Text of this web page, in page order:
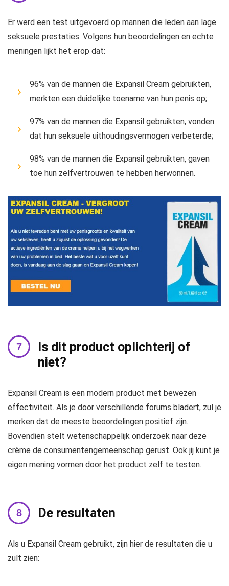
Er werd een test uitgevoerd op mannen die leden aan lage
seksuele prestaties. Volgens hun beoordelingen en echte
meningen lijkt het erop dat:
96% van de mannen die Expansil Cream gebruikten,
merkten een duidelijke toename van hun penis op;
97% van de mannen die Expansil gebruikten, vonden
dat hun seksuele uithoudingsvermogen verbeterde;
98% van de mannen die Expansil gebruikten, gaven
toe hun zelfvertrouwen te hebben herwonnen.
Is dit product oplichterij of
niet?
Expansil Cream is een modern product met bewezen
effectiviteit. Als je door verschillende forums bladert, zul je
merken dat de meeste beoordelingen positief zijn.
Bovendien stelt wetenschappelijk onderzoek naar deze
crème de consumentengemeenschap gerust. Ook jij kunt je
eigen mening vormen door het product zelf te testen.
De resultaten
Als u Expansil Cream gebruikt, zijn hier de resultaten die u
zult zien: